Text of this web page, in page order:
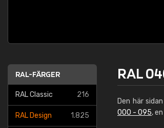
RAL-FÄRGER
RAL Classic 216
RAL Design 1.825
RAL
Den här
000 - 095,